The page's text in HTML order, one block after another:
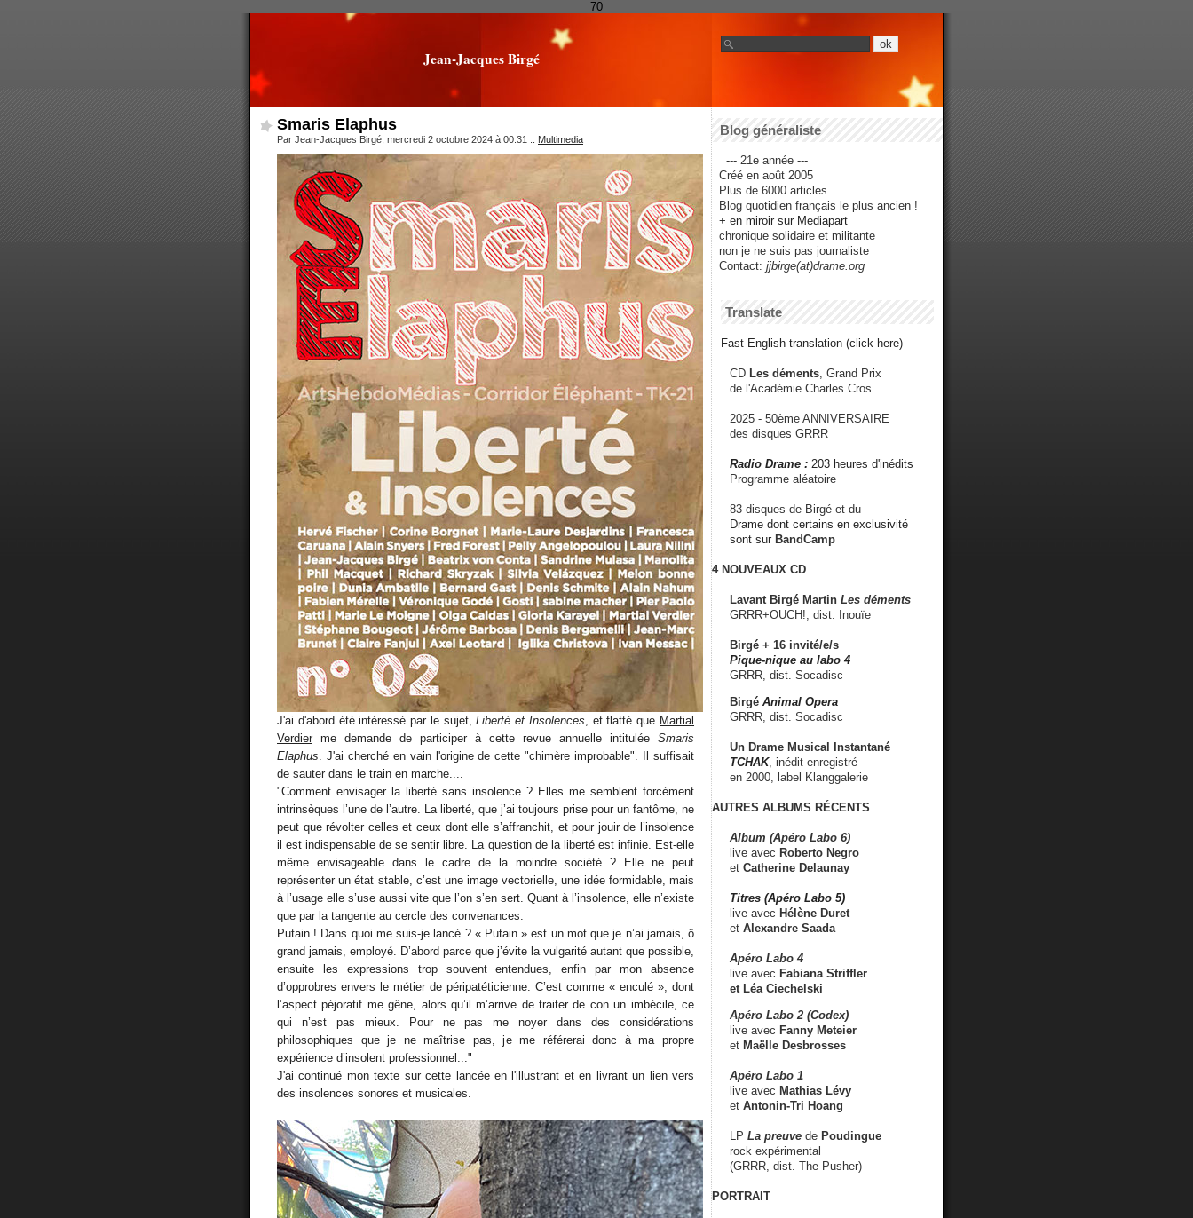
70
Jean-Jacques Birgé
Smaris Elaphus
Par Jean-Jacques Birgé, mercredi 2 octobre 2024 à 00:31 :: Multimedia
J'ai d'abord été intéressé par le sujet,Liberté et Insolences , et flatté que Martial
Verdier me demande de participer à cette revue annuelle intitulée Smaris
Elaphus . J'ai cherché en vain l'origine de cette "chimère improbable". Il suffisait
de sauter dans le train en marche....
"Comment envisager la liberté sans insolence ? Elles me semblent forcément
intrinsèques l’une de l’autre. La liberté, que j’ai toujours prise pour un fantôme, ne
peut que révolter celles et ceux dont elle s’affranchit, et pour jouir de l’insolence
il est indispensable de se sentir libre. La question de la liberté est infinie. Est-elle
même envisageable dans le cadre de la moindre société ? Elle ne peut
représenter un état stable, c’est une image vectorielle, une idée formidable, mais
à l’usage elle s’use aussi vite que l’on s’en sert. Quant à l’insolence, elle n’existe
que par la tangente au cercle des convenances.
Putain ! Dans quoi me suis-je lancé ? « Putain » est un mot que je n’ai jamais, ô
grand jamais, employé. D’abord parce que j’évite la vulgarité autant que possible,
ensuite les expressions trop souvent entendues, enfin par mon absence
d’opprobres envers le métier de péripatéticienne. C’est comme « enculé », dont
l’aspect péjoratif me gêne, alors qu’il m’arrive de traiter de con un imbécile, ce
qui n’est pas mieux. Pour ne pas me noyer dans des considérations
philosophiques que je ne maîtrise pas, je me référerai donc à ma propre
expérience d’insolent professionnel..."
J'ai continué mon texte sur cette lancée en l'illustrant et en livrant un lien vers
des insolences sonores et musicales.
Blog généraliste
--- 21e année ---
Créé en août 2005
Plus de 6000 articles
Blog quotidien français le plus ancien !
+ en miroir sur Mediapart
chronique solidaire et militante
non je ne suis pas journaliste
Contact: jjbirge(at)drame.org
Translate
Fast English translation (click here)
CD Les déments , Grand Prix
de l'Académie Charles Cros
2025 - 50ème ANNIVERSAIRE
des disques GRRR
Radio Drame : 203 heures d'inédits
Programme aléatoire
83 disques de Birgé et du
Drame dont certains en exclusivité
sont sur BandCamp
4 NOUVEAUX CD
Lavant Birgé Martin Les déments
GRRR+OUCH!, dist. Inouïe
Birgé + 16 invité/e/s
Pique-nique au labo 4
GRRR, dist. Socadisc
Birgé Animal Opera
GRRR, dist. Socadisc
Un Drame Musical Instantané
TCHAK, inédit enregistré
en 2000, label Klanggalerie
AUTRES ALBUMS RÉCENTS
Album (Apéro Labo 6)
live avec Roberto Negro
et Catherine Delaunay
Titres (Apéro Labo 5)
live avec Hélène Duret
et Alexandre Saada
Apéro Labo 4
live avec Fabiana Striffler
et Léa Ciechelski
Apéro Labo 2 (Codex)
live avec Fanny Meteier
et Maëlle Desbrosses
Apéro Labo 1
live avec Mathias Lévy
et Antonin-Tri Hoang
LP La preuve de Poudingue
rock expérimental
(GRRR, dist. The Pusher)
PORTRAIT